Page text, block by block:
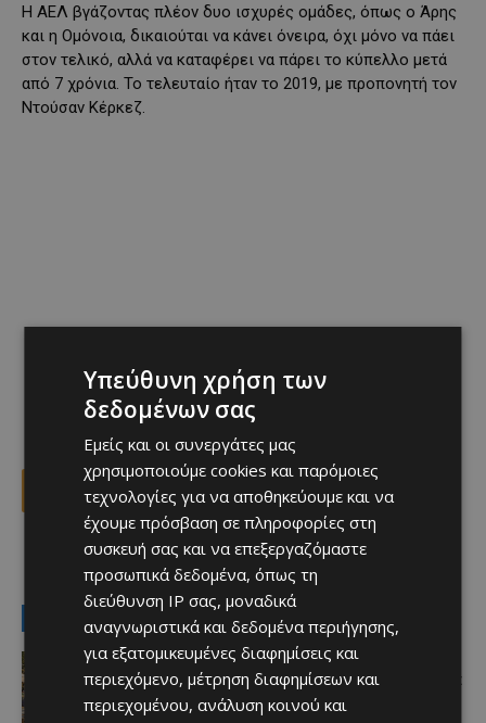
Η ΑΕΛ βγάζοντας πλέον δυο ισχυρές ομάδες, όπως ο Άρης
και η Ομόνοια, δικαιούται να κάνει όνειρα, όχι μόνο να πάει
στον τελικό, αλλά να καταφέρει να πάρει το κύπελλο μετά
από 7 χρόνια. Το τελευταίο ήταν το 2019, με προπονητή τον
Ντούσαν Κέρκεζ.
Facebook
LATEST NEWS
Ζωή & Style
Από το μαχαλεπί μέχρι τα beach sets:
Μία Κυριακάτικη βόλτα στη Λεμεσό
Υπεύθυνη χρήση των
δεδομένων σας
Εμείς και οι συνεργάτες μας
χρησιμοποιούμε cookies και παρόμοιες
τεχνολογίες για να αποθηκεύουμε και να
έχουμε πρόσβαση σε πληροφορίες στη
συσκευή σας και να επεξεργαζόμαστε
προσωπικά δεδομένα, όπως τη
διεύθυνση IP σας, μοναδικά
αναγνωριστικά και δεδομένα περιήγησης,
για εξατομικευμένες διαφημίσεις και
περιεχόμενο, μέτρηση διαφημίσεων και
περιεχομένου, ανάλυση κοινού και